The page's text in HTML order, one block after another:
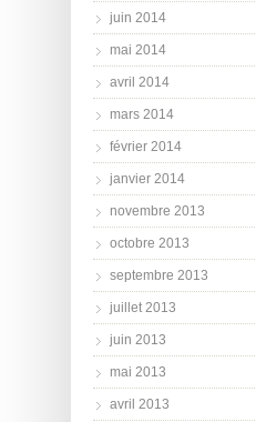
juin 2014
mai 2014
avril 2014
mars 2014
février 2014
janvier 2014
novembre 2013
octobre 2013
septembre 2013
juillet 2013
juin 2013
mai 2013
avril 2013